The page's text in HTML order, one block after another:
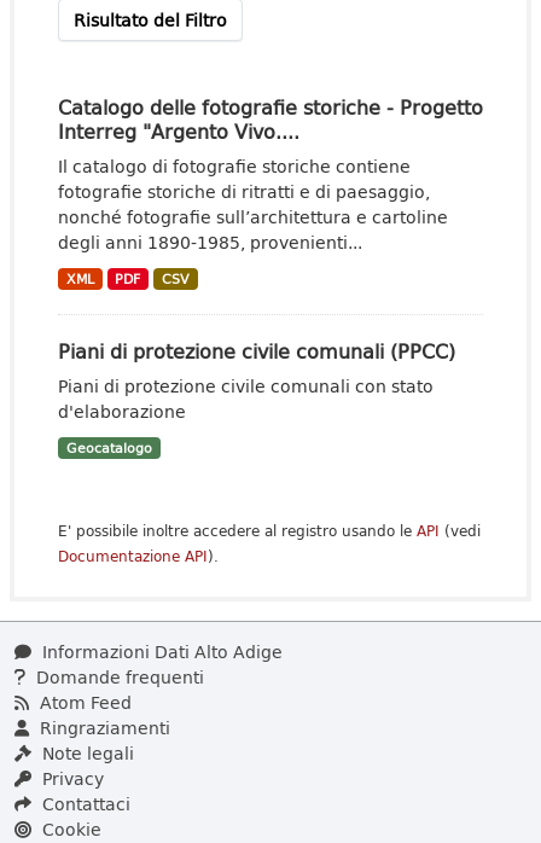
Risultato del Filtro
Catalogo delle fotografie storiche - Progetto
Interreg "Argento Vivo....
Il catalogo di fotografie storiche contiene
fotografie storiche di ritratti e di paesaggio,
nonché fotografie sull’architettura e cartoline
degli anni 1890-1985, provenienti...
XML PDF CSV
Piani di protezione civile comunali (PPCC)
Piani di protezione civile comunali con stato
d'elaborazione
Geocatalogo
E' possibile inoltre accedere al registro usando le API (vedi
Documentazione API).
Informazioni Dati Alto Adige
Domande frequenti
Atom Feed
Ringraziamenti
Note legali
Privacy
Contattaci
Cookie